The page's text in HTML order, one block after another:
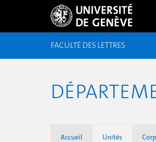
FACULTÉ DES LETTRES
Accueil Unités